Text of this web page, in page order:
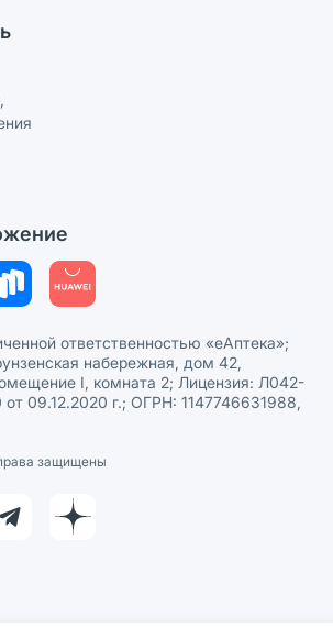
соглашение
обработки персональных данных
ответственностью «еАптека»;
набережная, дом 42,
I, комната 2; Лицензия: Л042-
09.12.2020 г.; ОГРН: 1147746631988,
защищены